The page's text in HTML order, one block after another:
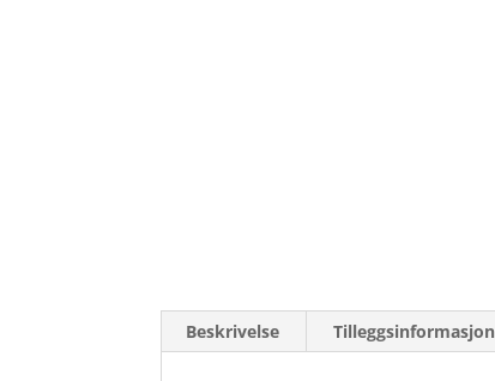
Beskrivelse Tilleggsinformasjon